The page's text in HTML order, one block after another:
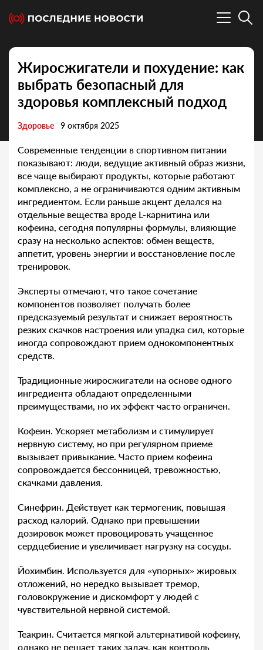
Жиросжигатели и похудение: как
выбрать безопасный для
здоровья комплексный подход
Здоровье 9 октября 2025
Современные тенденции в спортивном питании
показывают: люди, ведущие активный образ жизни,
все чаще выбирают продукты, которые работают
комплексно, а не ограничиваются одним активным
ингредиентом. Если раньше акцент делался на
отдельные вещества вроде L-карнитина или
кофеина, сегодня популярны формулы, влияющие
сразу на несколько аспектов: обмен веществ,
аппетит, уровень энергии и восстановление после
тренировок.
Эксперты отмечают, что такое сочетание
компонентов позволяет получать более
предсказуемый результат и снижает вероятность
резких скачков настроения или упадка сил, которые
иногда сопровождают прием однокомпонентных
средств.
Традиционные жиросжигатели на основе одного
ингредиента обладают определенными
преимуществами, но их эффект часто ограничен.
Кофеин. Ускоряет метаболизм и стимулирует
нервную систему, но при регулярном приеме
вызывает привыкание. Часто прием кофеина
сопровождается бессонницей, тревожностью,
скачками давления.
Синефрин. Действует как термогеник, повышая
расход калорий. Однако при превышении
дозировок может провоцировать учащенное
сердцебиение и увеличивает нагрузку на сосуды.
Йохимбин. Используется для «упорных» жировых
отложений, но нередко вызывает тремор,
головокружение и дискомфорт у людей с
чувствительной нервной системой.
Теакрин. Считается мягкой альтернативой кофеину,
однако не решает таких задач, как контроль